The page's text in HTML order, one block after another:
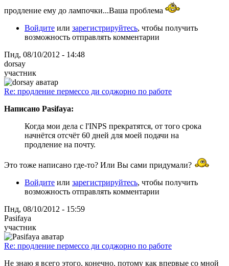
продление ему до лампочки...Ваша проблема
Войдите или зарегистрируйтесь, чтобы получить
возможность отправлять комментарии
Пнд, 08/10/2012 - 14:48
dorsay
участник
Re: продление пермессо ди соджорно по работе
Написано Pasifaya:
Когда мои дела с l'INPS прекратятся, от того срока
начнётся отсчёт 60 дней для моей подачи на
продление на почту.
Это тоже написано где-то? Или Вы сами придумали?
Войдите или зарегистрируйтесь, чтобы получить
возможность отправлять комментарии
Пнд, 08/10/2012 - 15:59
Pasifaya
участник
Re: продление пермессо ди соджорно по работе
Не знаю я всего этого, конечно, потому как впервые со мной